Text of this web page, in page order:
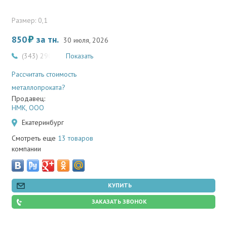
Размер: 0,1
850 за тн. 30 июля, 2026
(343) 290-98-91, 206-98-91
Показать
Рассчитать стоимость
металлопроката?
Продавец:
НМК, ООО
Екатеринбург
Смотреть еще 13 товаров
компании
КУПИТЬ
ЗАКАЗАТЬ ЗВОНОК